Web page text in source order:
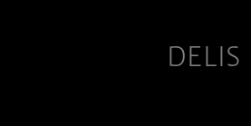
DELIS